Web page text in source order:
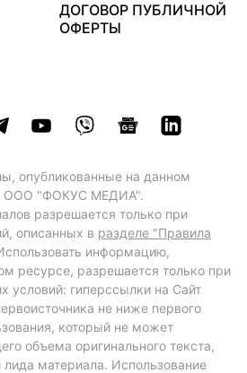
ДОГОВОР ПУБЛИЧНОЙ
ОФЕРТЫ
опубликованные на данном
ООО "ФОКУС МЕДИА".
разрешается только при
описанных в разделе "Правила
информацию,
ресурсе, разрешается только при
условий: гиперссылки на Сайт
не ниже первого
который не может
объема оригинального текста,
лида материала. Использование